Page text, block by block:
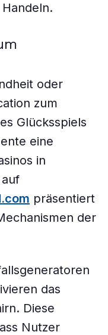
oder
zum
Glücksspiels
eine
in
präsentiert
der
das
Diese
Nutzer